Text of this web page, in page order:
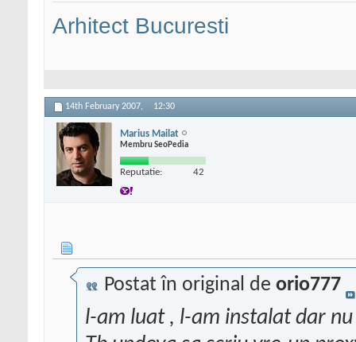
Arhitect Bucuresti
14th February 2007, 12:30
Marius Mailat
Membru SeoPedia
Reputatie: 42
Postat în original de orio777
l-am luat , l-am instalat dar